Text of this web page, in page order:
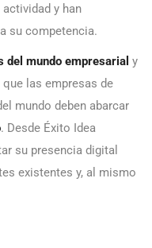
y han
su competencia.
del mundo empresarial y
las empresas de
mundo deben abarcar
. Desde Éxito Idea
su presencia digital
existentes y, al mismo